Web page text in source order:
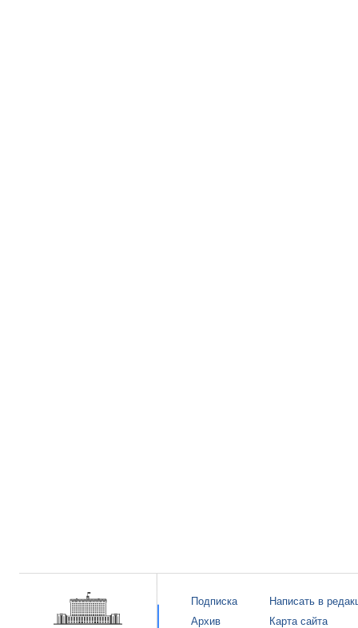
Подписка
Архив
Написать в
Карта сайта